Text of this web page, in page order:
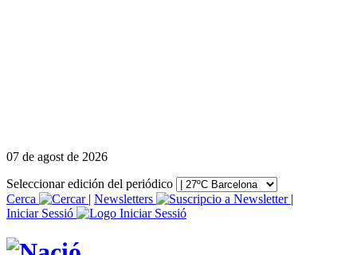
07 de agost de 2026
Seleccionar edición del periódico
Cerca
| Newsletters
|
Iniciar Sessió